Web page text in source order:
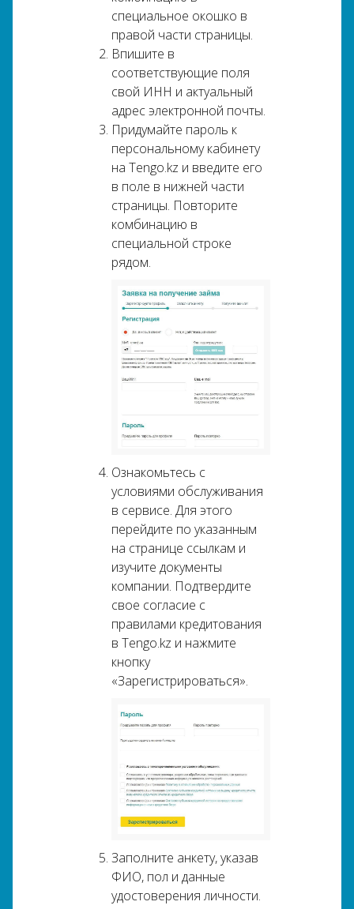
специальное окошко в
правой части страницы.
Впишите в
соответствующие поля
свой ИНН и актуальный
адрес электронной почты.
Придумайте пароль к
персональному кабинету
на Tengo.kz и введите его
в поле в нижней части
страницы. Повторите
комбинацию в
специальной строке
рядом.
Ознакомьтесь с
условиями обслуживания
в сервисе. Для этого
перейдите по указанным
на странице ссылкам и
изучите документы
компании. Подтвердите
свое согласие с
правилами кредитования
в Tengo.kz и нажмите
кнопку
«Зарегистрироваться».
Заполните анкету, указав
ФИО, пол и данные
удостоверения личности.